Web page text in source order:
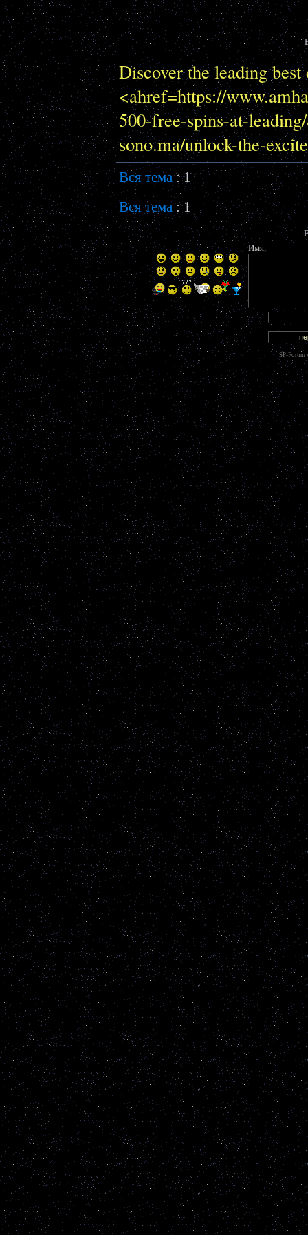
Discover the leading best
<ahref=https://
500-free-spins-at-
sono.ma/unlock-the-
Вся тема: 1
Вся тема: 1
Имя:
SP-Forum